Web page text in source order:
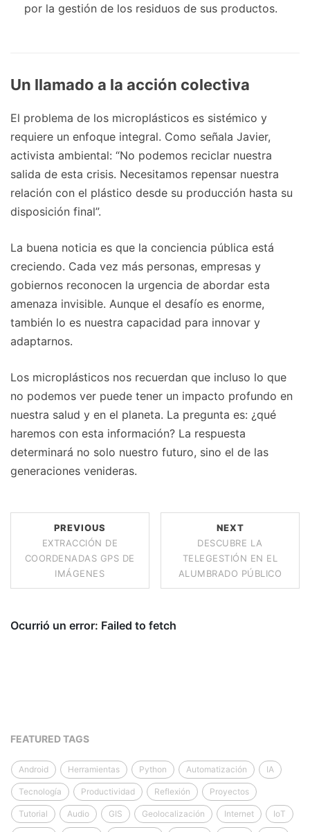
por la gestión de los residuos de sus productos.
Un llamado a la acción colectiva
El problema de los microplásticos es sistémico y
requiere un enfoque integral. Como señala Javier,
activista ambiental: “No podemos reciclar nuestra
salida de esta crisis. Necesitamos repensar nuestra
relación con el plástico desde su producción hasta su
disposición final”.
La buena noticia es que la conciencia pública está
creciendo. Cada vez más personas, empresas y
gobiernos reconocen la urgencia de abordar esta
amenaza invisible. Aunque el desafío es enorme,
también lo es nuestra capacidad para innovar y
adaptarnos.
Los microplásticos nos recuerdan que incluso lo que
no podemos ver puede tener un impacto profundo en
nuestra salud y en el planeta. La pregunta es: ¿qué
haremos con esta información? La respuesta
determinará no solo nuestro futuro, sino el de las
generaciones venideras.
PREVIOUS
EXTRACCIÓN DE
COORDENADAS GPS DE
IMÁGENES
NEXT
DESCUBRE LA
TELEGESTIÓN EN EL
ALUMBRADO PÚBLICO
FEATURED TAGS
Android Herramientas Python Automatización IA
Tecnología Productividad Reflexión Proyectos
Tutorial Audio GIS Geolocalización Internet IoT